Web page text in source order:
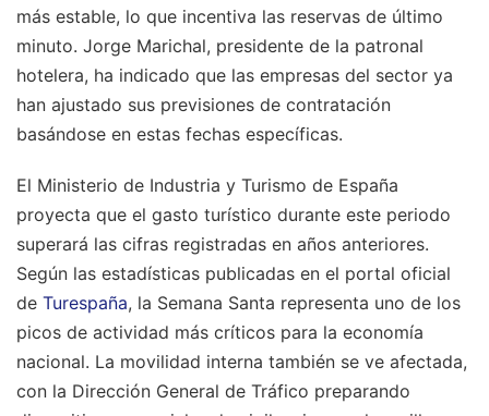
más estable, lo que incentiva las reservas de último
minuto. Jorge Marichal, presidente de la patronal
hotelera, ha indicado que las empresas del sector ya
han ajustado sus previsiones de contratación
basándose en estas fechas específicas.
El Ministerio de Industria y Turismo de España
proyecta que el gasto turístico durante este periodo
superará las cifras registradas en años anteriores.
Según las estadísticas publicadas en el portal oficial
de Turespaña, la Semana Santa representa uno de los
picos de actividad más críticos para la economía
nacional. La movilidad interna también se ve afectada,
con la Dirección General de Tráfico preparando